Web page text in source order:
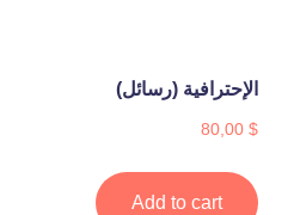
الإحترافية (رسائل)
80,00 $
Add to cart